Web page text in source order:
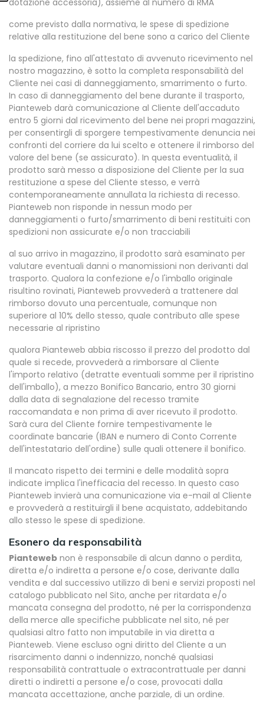
come previsto dalla normativa, le spese di spedizione
relative alla restituzione del bene sono a carico del Cliente
la spedizione, fino all'attestato di avvenuto ricevimento nel
nostro magazzino, è sotto la completa responsabilità del
Cliente nei casi di danneggiamento, smarrimento o furto.
In caso di danneggiamento del bene durante il trasporto,
Pianteweb darà comunicazione al Cliente dell'accaduto
entro 5 giorni dal ricevimento del bene nei propri magazzini,
per consentirgli di sporgere tempestivamente denuncia nei
confronti del corriere da lui scelto e ottenere il rimborso del
valore del bene (se assicurato). In questa eventualità, il
prodotto sarà messo a disposizione del Cliente per la sua
restituzione a spese del Cliente stesso, e verrà
contemporaneamente annullata la richiesta di recesso.
Pianteweb non risponde in nessun modo per
danneggiamenti o furto/smarrimento di beni restituiti con
spedizioni non assicurate e/o non tracciabili
al suo arrivo in magazzino, il prodotto sarà esaminato per
valutare eventuali danni o manomissioni non derivanti dal
trasporto. Qualora la confezione e/o l'imballo originale
risultino rovinati, Pianteweb provvederà a trattenere dal
rimborso dovuto una percentuale, comunque non
superiore al 10% dello stesso, quale contributo alle spese
necessarie al ripristino
qualora Pianteweb abbia riscosso il prezzo del prodotto dal
quale si recede, provvederà a rimborsare al Cliente
l'importo relativo (detratte eventuali somme per il ripristino
dell'imballo), a mezzo Bonifico Bancario, entro 30 giorni
dalla data di segnalazione del recesso tramite
raccomandata e non prima di aver ricevuto il prodotto.
Sarà cura del Cliente fornire tempestivamente le
coordinate bancarie (IBAN e numero di Conto Corrente
dell'intestatario dell'ordine) sulle quali ottenere il bonifico.
Il mancato rispetto dei termini e delle modalità sopra
indicate implica l'inefficacia del recesso. In questo caso
Pianteweb invierà una comunicazione via e-mail al Cliente
e provvederà a restituirgli il bene acquistato, addebitando
allo stesso le spese di spedizione.
Esonero da responsabilità
Pianteweb non è responsabile di alcun danno o perdita,
diretta e/o indiretta a persone e/o cose, derivante dalla
vendita e dal successivo utilizzo di beni e servizi proposti nel
catalogo pubblicato nel Sito, anche per ritardata e/o
mancata consegna del prodotto, né per la corrispondenza
della merce alle specifiche pubblicate nel sito, né per
qualsiasi altro fatto non imputabile in via diretta a
Pianteweb. Viene escluso ogni diritto del Cliente a un
risarcimento danni o indennizzo, nonché qualsiasi
responsabilità contrattuale o extracontrattuale per danni
diretti o indiretti a persone e/o cose, provocati dalla
mancata accettazione, anche parziale, di un ordine.